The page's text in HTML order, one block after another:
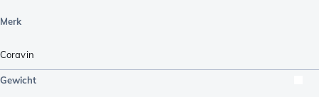
Merk
Coravin
Gewicht